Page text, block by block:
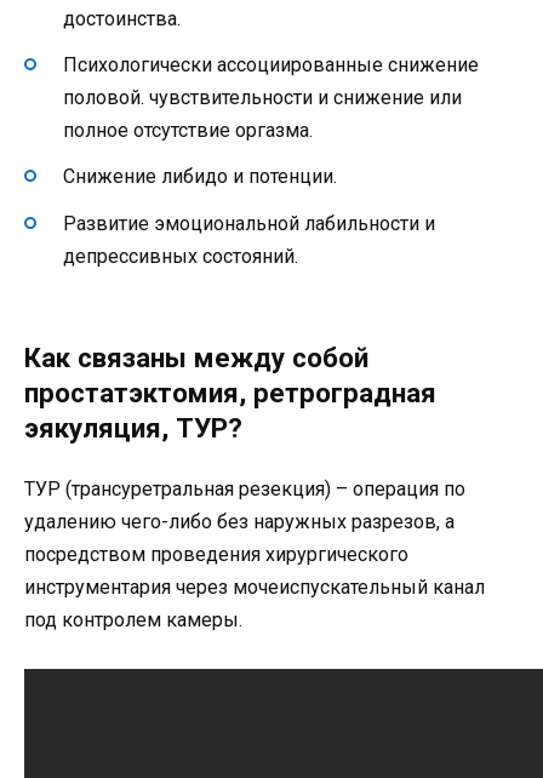
достоинства.
Психологически ассоциированные снижение
половой. чувствительности и снижение или
полное отсутствие оргазма.
Снижение либидо и потенции.
Развитие эмоциональной лабильности и
депрессивных состояний.
Как связаны между собой
простатэктомия, ретроградная
эякуляция, ТУР?
ТУР (трансуретральная резекция) – операция по
удалению чего-либо без наружных разрезов, а
посредством проведения хирургического
инструментария через мочеиспускательный канал
под контролем камеры.